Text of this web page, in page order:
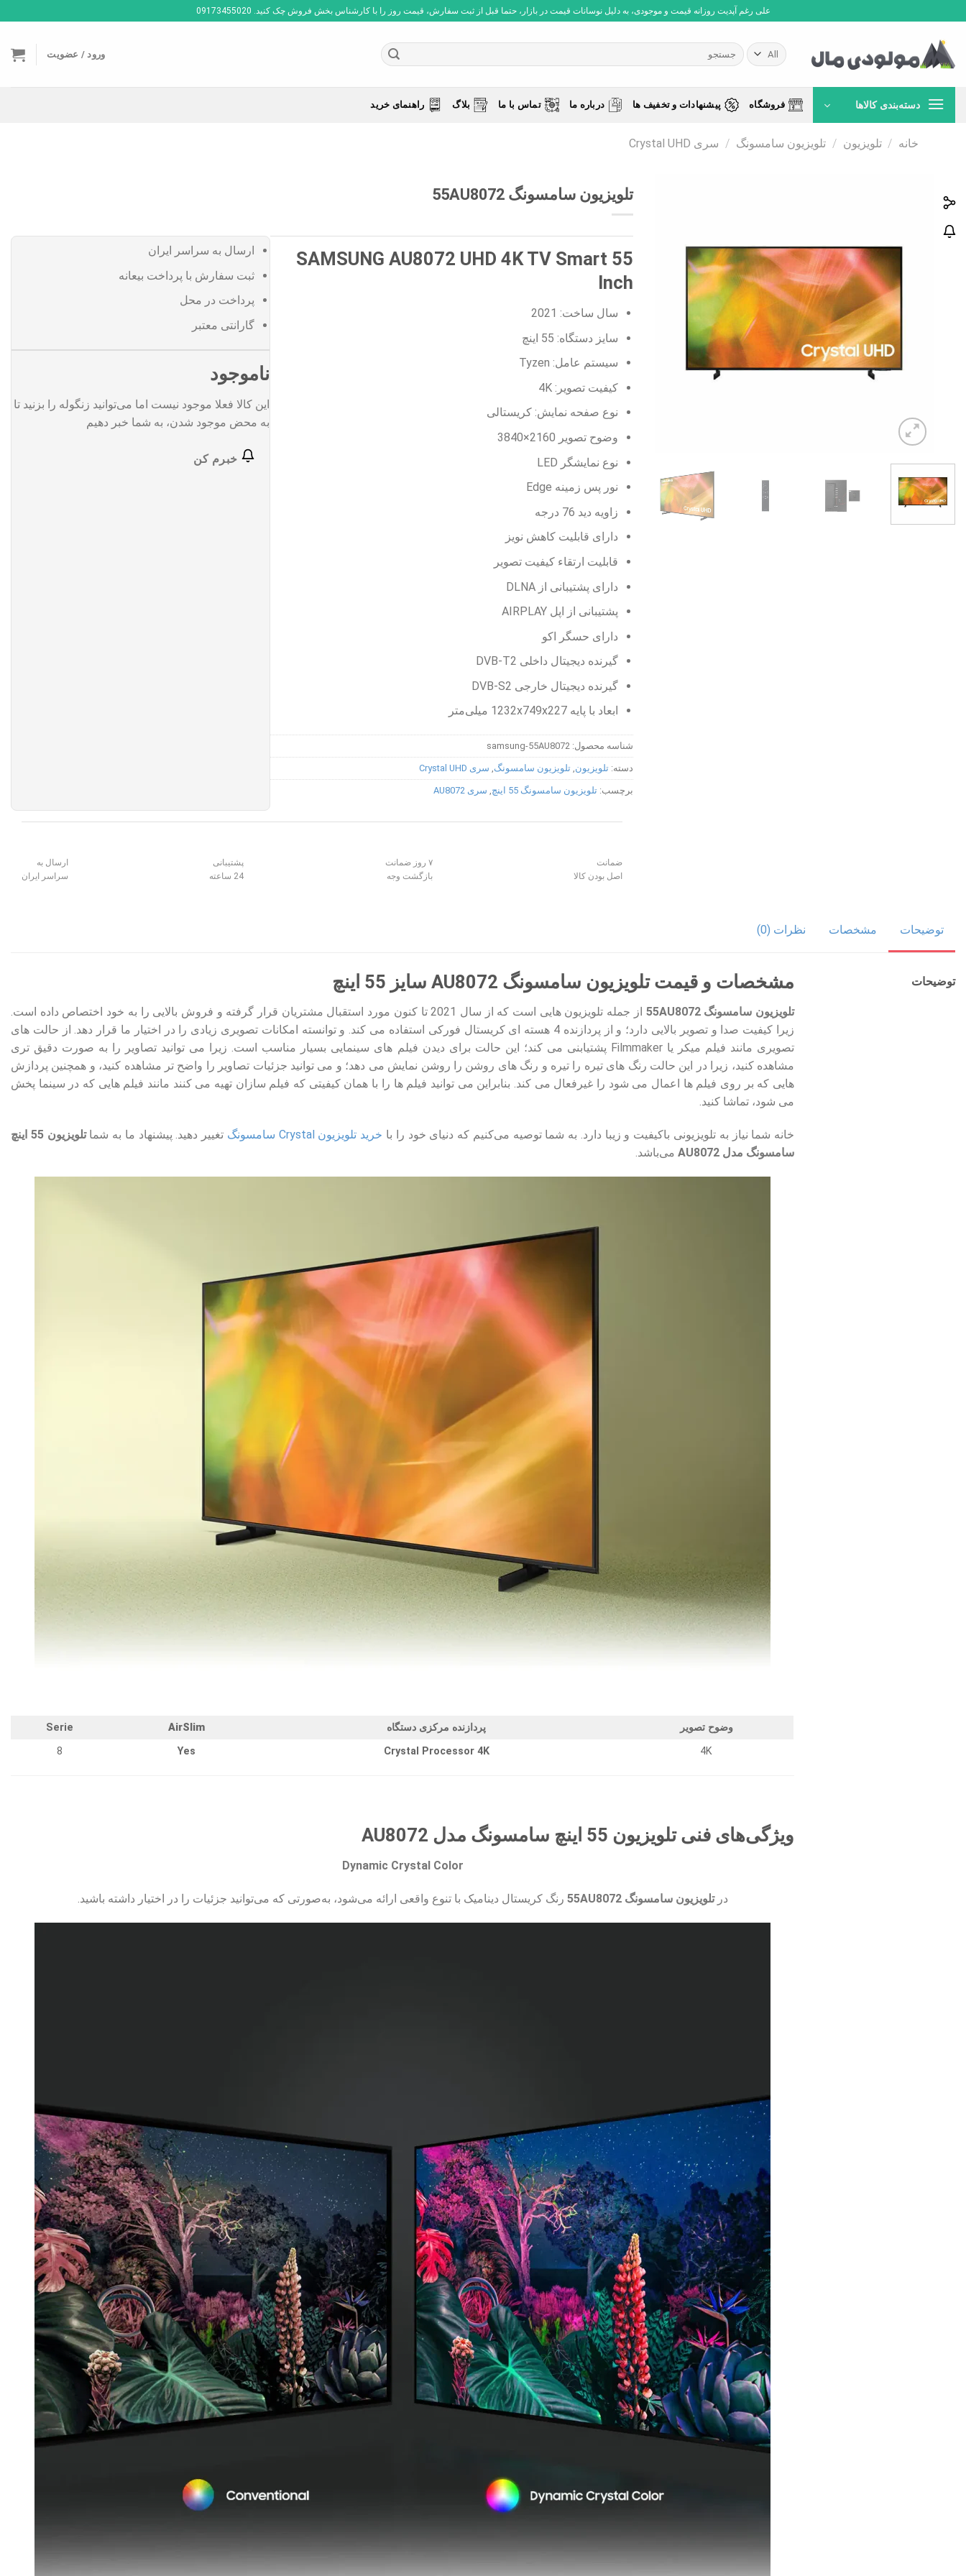
to
content
علی رغم آپدیت روزانه قیمت و موجودی، به دلیل نوسانات قیمت در بازار، حتما قبل از ثبت سفارش، قیمت روز را با کارشناس بخش فروش چک کنید. 09173455020
جستجو
برای:
ورود / عضویت
دسته‌بندی کالاها فروشگاه پیشنهادات و تخفیف ها درباره ما تماس با ما بلاگ راهنمای خرید
خانه / تلویزیون / تلویزیون سامسونگ / سری Crystal UHD
تلویزیون سامسونگ 55AU8072
SAMSUNG AU8072 UHD 4K TV Smart 55
Inch
سال ساخت: 2021
سایز دستگاه: 55 اینچ
سیستم عامل: Tyzen
کیفیت تصویر: 4K
نوع صفحه نمایش: کریستالی
وضوح تصویر 2160×3840
نوع نمایشگر LED
نور پس زمینه Edge
زاویه دید 76 درجه
دارای قابلیت کاهش نویز
قابليت ارتقاء کيفيت تصوير
دارای پشتیبانی از DLNA
پشتیبانی از اپل AIRPLAY
دارای حسگر اکو
گیرنده دیجیتال داخلی DVB-T2
گیرنده دیجیتال خارجی DVB-S2
ابعاد با پایه 1232x749x227 میلی‌متر
شناسه محصول: samsung-55AU8072
دسته: تلویزیون, تلویزیون سامسونگ, سری Crystal UHD
برچسب: تلویزیون سامسونگ 55 اینچ , سری AU8072
ارسال به سراسر ایران
ثبت سفارش با پرداخت بیعانه
پرداخت در محل
گارانتی معتبر
ناموجود
این کالا فعلا موجود نیست اما می‌توانید زنگوله را بزنید تا
به محض موجود شدن، به شما خبر دهیم
ضمانت
اصل بودن کالا
۷ روز ضمانت
بازگشت وجه
پشتیبانی
24 ساعته
ارسال به
سراسر ایران
توضیحات مشخصات نظرات (0)
توضیحات مشخصات و قیمت تلویزیون سامسونگ AU8072 سایز 55 اینچ
تلویزیون سامسونگ 55AU8072
از جمله تلویزیون هایی است که از سال 2021 تا کنون مورد استقبال مشتریان قرار گرفته و فروش بالایی را به خود اختصاص داده است.
زیرا کیفیت صدا و تصویر بالایی دارد؛ و از پردازنده 4 هسته ای کریستال فورکی استفاده می کند. و توانسته امکانات تصویری زیادی را در اختیار ما قرار دهد. از حالت های
تصویری مانند فیلم میکر یا Filmmaker پشتیابنی می کند؛ این حالت برای دیدن فیلم های سینمایی بسیار مناسب است. زیرا می توانید تصاویر را به صورت دقیق تری
مشاهده کنید، زیرا در این حالت رنگ های تیره را تیره و رنگ های روشن را روشن نمایش می دهد؛ و می توانید جزئیات تصاویر را واضح تر مشاهده کنید، و همچنین پردازش
هایی که بر روی فیلم ها اعمال می شود را غیرفعال می کند. بنابراین می توانید فیلم ها را با همان کیفیتی که فیلم سازان تهیه می کنند مانند فیلم هایی که در سینما پخش
می شود، تماشا کنید.
خانه شما نیاز به تلویزیونی باکیفیت و زیبا دارد. به شما توصیه می‌کنیم که دنیای خود را با خرید تلویزیون‌ Crystal سامسونگ تغییر دهید. پیشنهاد ما به شما
تلویزیون 55 اینچ
سامسونگ مدل AU8072
می‌باشد.
وضوح تصویر پردازنده مرکزی دستگاه AirSlim
Serie
4K
Crystal Processor 4K
Yes
8
ویژگی‌های فنی تلویزیون 55 اینچ سامسونگ مدل AU8072
Dynamic Crystal Color
درتلویزیون سامسونگ 55AU8072 رنگ کریستال دینامیک با تنوع واقعی ارائه می‌شود، به‌صورتی که می‌توانید جزئیات را در اختیار داشته باشید.